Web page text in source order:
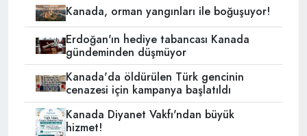
Kanada, orman yangınları ile boğuşuyor!
Erdoğan'ın hediye tabancası Kanada
gündeminden düşmüyor
Kanada'da öldürülen Türk gencinin
cenazesi için kampanya başlatıldı
Kanada Diyanet Vakfı'ndan büyük
hizmet!